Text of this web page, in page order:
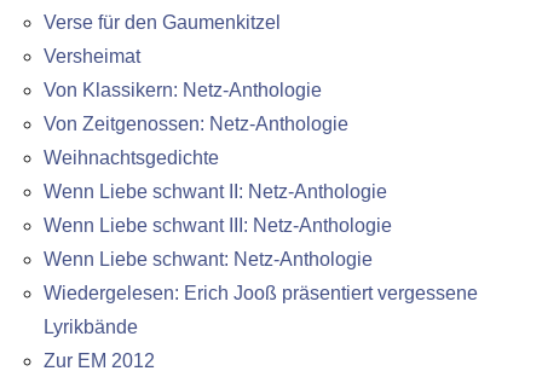
Verse für den Gaumenkitzel
Versheimat
Von Klassikern: Netz-Anthologie
Von Zeitgenossen: Netz-Anthologie
Weihnachtsgedichte
Wenn Liebe schwant II: Netz-Anthologie
Wenn Liebe schwant III: Netz-Anthologie
Wenn Liebe schwant: Netz-Anthologie
Wiedergelesen: Erich Jooß präsentiert vergessene
Lyrikbände
Zur EM 2012